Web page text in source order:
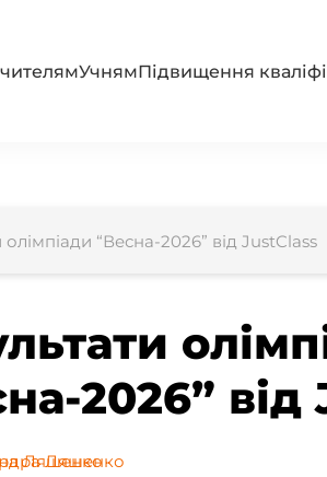
УчнямПідвищення
олімпіади “Весна-2026” від JustClass
2026” від
Ляшенко